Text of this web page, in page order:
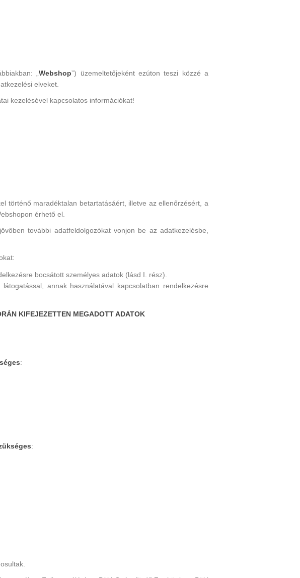
„Webshop”) üzemeltetőjeként ezúton teszi közzé a
elveket.
kezelésével kapcsolatos információkat!
történő maradéktalan betartatásáért, illetve az ellenőrzésért, a
érhető el.
további adatfeldolgozókat vonjon be az adatkezelésbe,
bocsátott személyes adatok (lásd I. rész).
annak használatával kapcsolatban rendelkezésre
KIFEJEZETTEN MEGADOTT ADATOK
:
: